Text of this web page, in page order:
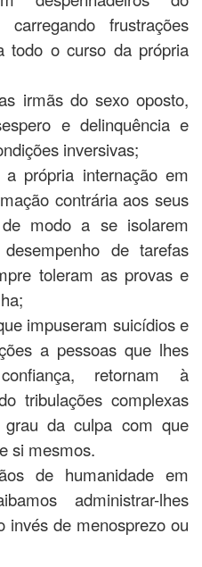
frustrações
todo o curso da própria
irmãs do sexo oposto,
e delinquência e
inversivas;
própria internação em
contrária aos seus
modo a se isolarem
de tarefas
toleram as provas e
impuseram suicídios e
a pessoas que lhes
retornam à
tribulações complexas
da culpa com que
si mesmos.
de humanidade em
administrar-lhes
invés de menosprezo ou